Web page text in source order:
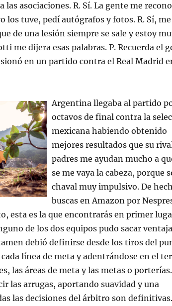
asociaciones. R. Sí. La gente me
los tuve, pedí autógrafos y fotos. R. Sí,
de una lesión siempre se sale y estoy
me dijera esas palabras. P. Recuerda el
en un partido contra el Real Madrid
Argentina llegaba al partido
octavos de final contra la
mexicana habiendo obtenido
mejores resultados que su
padres me ayudan mucho a
se me vaya la cabeza, porque
chaval muy impulsivo. De
buscas en Amazon por
esta es la que encontrarás en primer
de los dos equipos pudo sacar
debió definirse desde los tiros del
línea de meta y adentrándose en el
las áreas de meta y las metas o
las arrugas, aportando suavidad y una
las decisiones del árbitro son